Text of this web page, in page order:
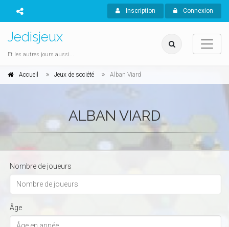
Inscription Connexion
Jedisjeux
Et les autres jours aussi...
Accueil Jeux de société Alban Viard
ALBAN VIARD
Nombre de joueurs
Âge